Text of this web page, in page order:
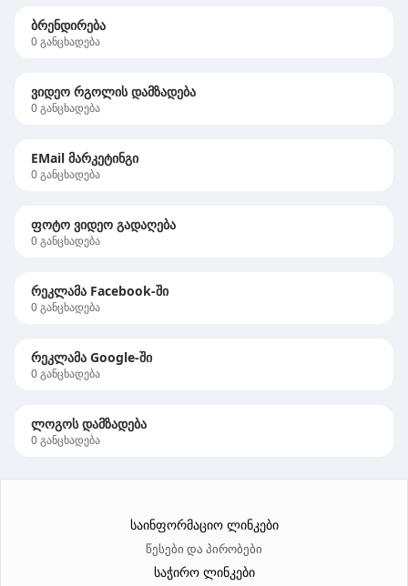
ბრენდირება
0განცხადება
ვიდეო რგოლის დამზადება
0განცხადება
EMail მარკეტინგი
0განცხადება
ფოტო ვიდეო გადაღება
0განცხადება
რეკლამა Facebook-ში
0განცხადება
რეკლამა Google-ში
0განცხადება
ლოგოს დამზადება
0განცხადება
საინფორმაციო ლინკები
წესები და პირობები
საჭირო ლინკები